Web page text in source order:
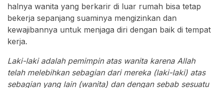
halnya wanita yang berkarir di luar rumah bisa tetap
bekerja sepanjang suaminya mengizinkan dan
kewajibannya untuk menjaga diri dengan baik di tempat
kerja.
Laki-laki adalah pemimpin atas wanita karena Allah
telah melebihkan sebagian dari mereka (laki-laki) atas
sebagian yang lain (wanita) dan dengan sebab sesuatu